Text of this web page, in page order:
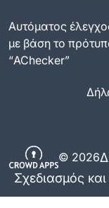
Αυτόματος
με βάση το
“AChecker”
© 2026
Σχεδιασμός